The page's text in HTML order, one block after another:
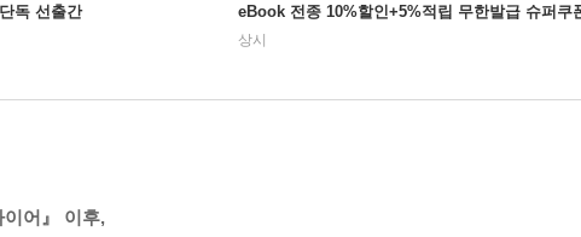
독 선출간 eBook 전종 10%할인+5%적립 무한발급 슈퍼쿠
상시
이어』 이후,